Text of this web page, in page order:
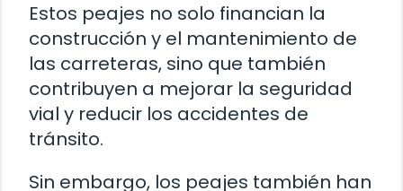
Estos peajes no solo financian la
construcción y el mantenimiento de
las carreteras, sino que también
contribuyen a mejorar la seguridad
vial y reducir los accidentes de
tránsito.
Sin embargo, los peajes también han